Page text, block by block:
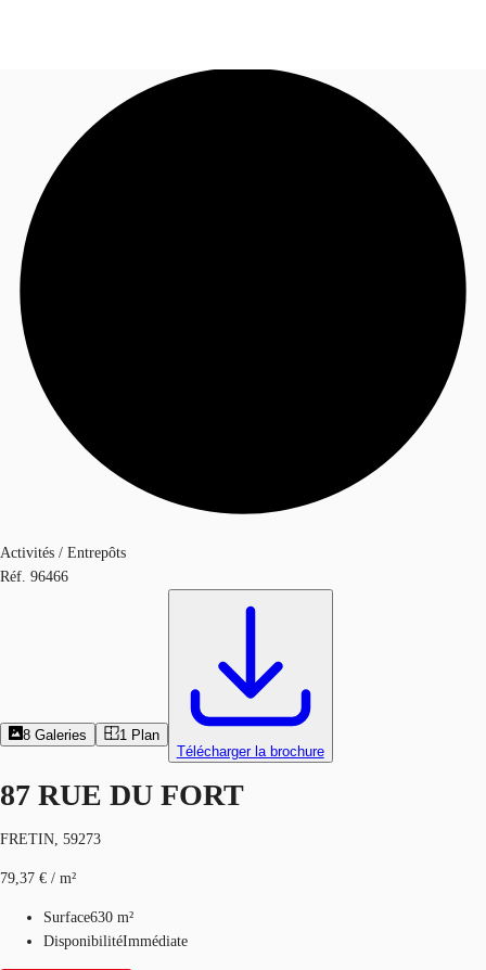
Blog
Données marchés
Appelez maintenant
Activités / Entrepôts
Réf. 96466
8 Galeries 1 Plan
Télécharger la brochure
87 RUE DU FORT
FRETIN, 59273
79,37 € / m²
Surface630 m²
DisponibilitéImmédiate